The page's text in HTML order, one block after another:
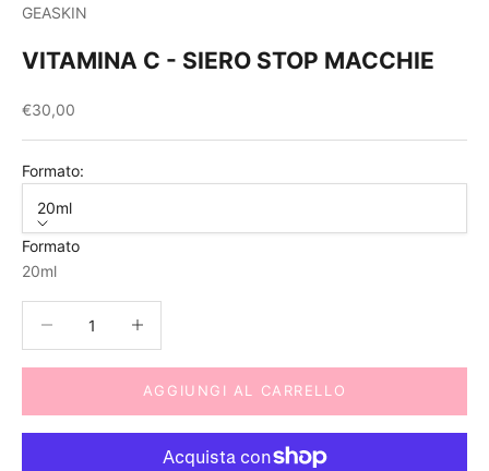
GEASKIN
VITAMINA C - SIERO STOP MACCHIE
Prezzo scontato
€30,00
Formato:
20ml
Formato
20ml
AGGIUNGI AL CARRELLO